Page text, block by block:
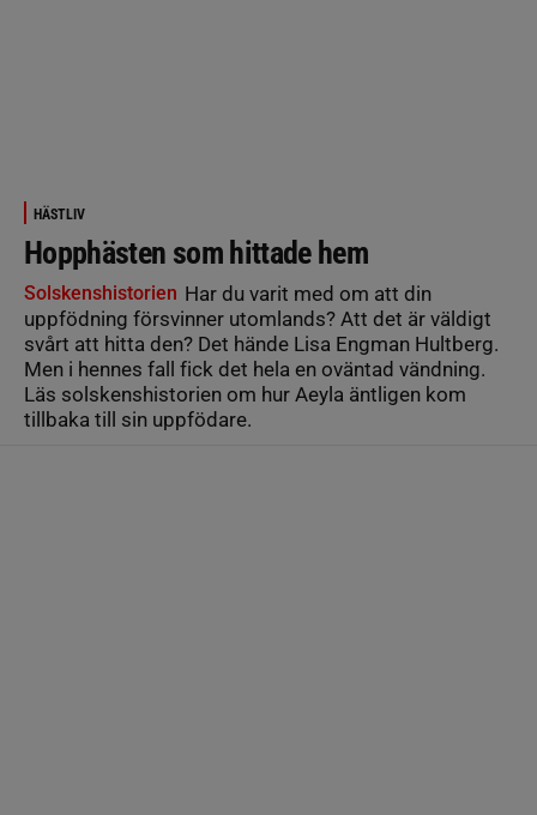
HÄSTLIV
Hopphästen som hittade hem
Solskenshistorien Har du varit med om att din
uppfödning försvinner utomlands? Att det är väldigt
svårt att hitta den? Det hände Lisa Engman Hultberg.
Men i hennes fall fick det hela en oväntad vändning.
Läs solskenshistorien om hur Aeyla äntligen kom
tillbaka till sin uppfödare.